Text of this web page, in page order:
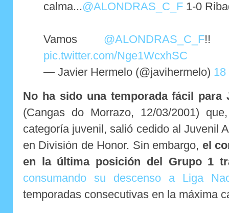
calma...@ALONDRAS_C_F 1-0
Vamos @ALONDRAS_C_F
pic.twitter.com/Nge1WcxhSC
— Javier Hermelo (@javihermelo) 18
No ha sido una temporada fácil para
(Cangas do Morrazo, 12/03/2001)
categoría juvenil, salió cedido al Juvenil
en División de Honor. Sin embargo, el
en la última posición del Grupo 1
consumando su descenso a Liga
temporadas consecutivas en la máxima